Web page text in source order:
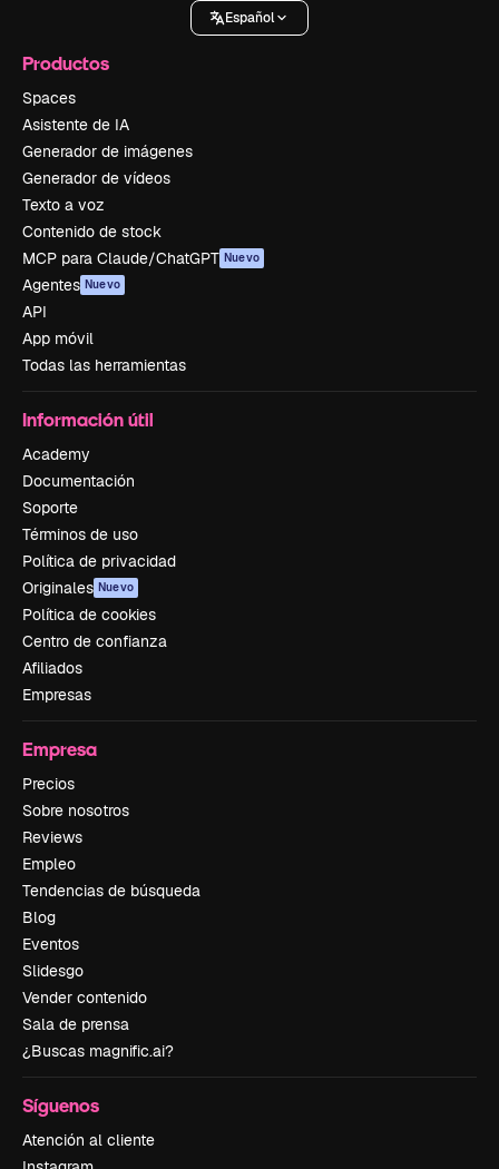
Español
Productos
Spaces
Asistente de IA
Generador de imágenes
Generador de vídeos
Texto a voz
Contenido de stock
MCP para Claude/ChatGPT Nuevo
Agentes Nuevo
API
App móvil
Todas las herramientas
Información útil
Academy
Documentación
Soporte
Términos de uso
Política de privacidad
Originales Nuevo
Política de cookies
Centro de confianza
Afiliados
Empresas
Empresa
Precios
Sobre nosotros
Reviews
Empleo
Tendencias de búsqueda
Blog
Eventos
Slidesgo
Vender contenido
Sala de prensa
¿Buscas magnific.ai?
Síguenos
Atención al cliente